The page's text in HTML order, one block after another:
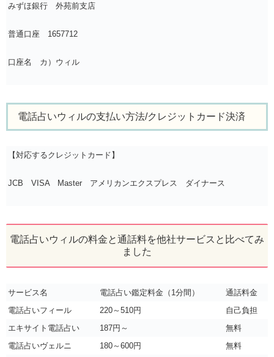
みずほ銀行 外苑前支店
普通口座 1657712
口座名 カ）ウィル
電話占いウィルの支払い方法/クレジットカード決済
【対応するクレジットカード】
JCB VISA Master アメリカンエクスプレス ダイナース
電話占いウィルの料金と通話料を他社サービスと比べてみ
ました
サービス名 電話占い鑑定料金（1分間）
通話料金
電話占いフィール
220～510円
自己負担
エキサイト電話占い
187円～
無料
電話占いヴェルニ
180～600円
無料